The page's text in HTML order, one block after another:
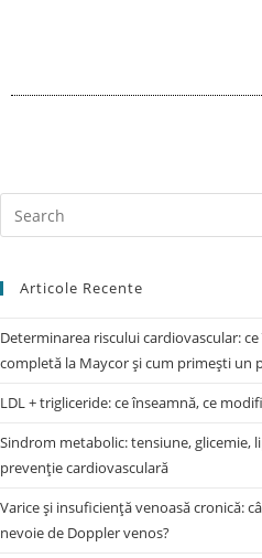
Articole Recente
Determinarea riscului cardiovascular:
completă la Maycor și cum primești un
LDL + trigliceride: ce înseamnă, ce
Sindrom metabolic: tensiune, glicemie,
prevenție cardiovasculară
Varice și insuficiență venoasă cronică:
nevoie de Doppler venos?